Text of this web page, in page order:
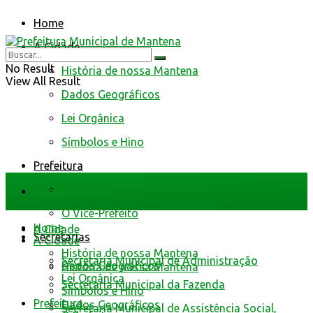
Home
A Cidade
História de nossa Mantena
Dados Geográficos
Lei Orgânica
Símbolos e Hino
Prefeitura
O Vice-Prefeito
Secretarias
Secretaria Municipal de Administração
Secretaria Municipal da Fazenda
Secretaria Municipal de Assistência Social,
No Result
View All Result
Home
A Cidade
História de nossa Mantena
Dados Geográficos
Home
A Cidade
História de nossa Mantena
Dados Geográficos
Lei Orgânica
Símbolos e Hino
Prefeitura